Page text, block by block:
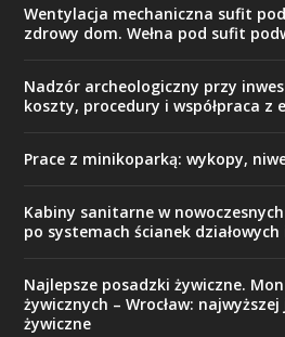
Wentylacja mechaniczna sufit
zdrowy dom. Wełna pod sufit
Nadzór archeologiczny przy
koszty, procedury i współpraca z
Prace z minikoparką: wykopy,
Kabiny sanitarne w
po systemach ścianek
Najlepsze posadzki żywiczne.
żywicznych – Wrocław:
żywiczne